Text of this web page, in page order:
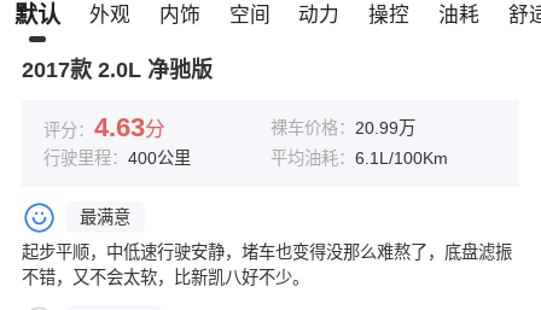
默认 外观 内饰 空间 动力 操控 油耗 舒
2017款 2.0L 净驰版
评分： 4.63分 裸车价格： 20.99万
行驶里程： 400公里 平均油耗： 6.1L/100Km
最满意
起步平顺，中低速行驶安静，堵车也变得没那么难熬了，底盘滤振
不错，又不会太软，比新凯八好不少。